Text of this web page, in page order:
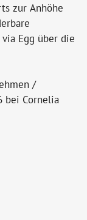
zur Anhöhe
Egg über die
/
bei Cornelia